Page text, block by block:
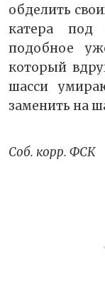
обделить
катера под
подобное
который
шасси
заменить на
Соб. корр. ФСК